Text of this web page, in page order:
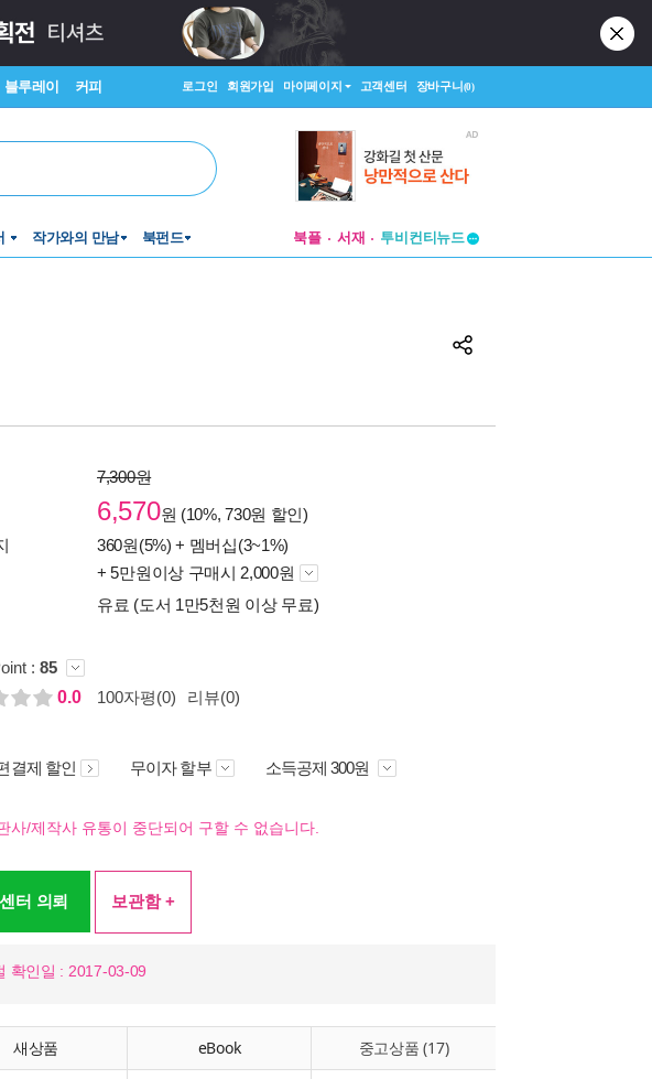
블루레이 커피 로그인 회원가입 마이페이지 고객센터 장바구니(0)
작가와의 만남 북펀드 북플 서재
투비컨티뉴드
7,300원
6,570원 (10%, 730원 할인)
360원(5%) + 멤버십(3~1%)
+ 5만원이상 구매시 2,000원
유료 (도서 1만5천원 이상 무료)
: 85
0.0
100자평(0) 리뷰(0)
결제 할인 무이자 할부 소득공제 300원
사/제작사 유통이 중단되어 구할 수 없습니다.
터 의뢰 보관함 +
확인일 : 2017-03-09
새상품 eBook 중고상품 (17)